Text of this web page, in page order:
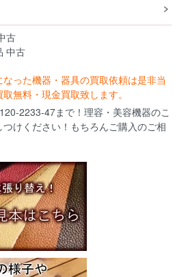
古
中古
った機器・器具の買取依頼は是非当
無料・現金買取致します。
2233-47まで！理容・美容機器のこ
けください！もちろんご購入のご相